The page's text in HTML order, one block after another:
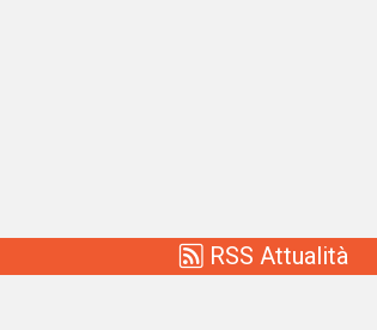
RSS Attualità